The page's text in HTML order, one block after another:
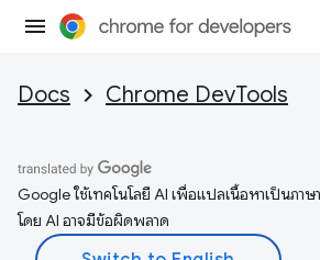
Docs Chrome DevTools
Google ใช้เทคโนโลยี AI เพื่อแปลเนื้อหาเป็นภา
โดย AI อาจมีข้อผิดพลาด